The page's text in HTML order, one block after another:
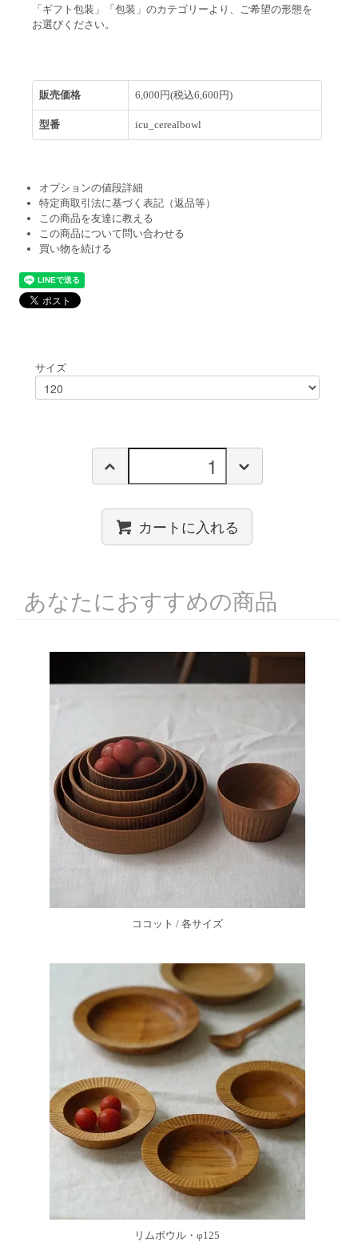
「ギフト包装」「包装」のカテゴリーより、ご希望の形態を
お選びください。
販売価格 6,000円(税込6,600円)
型番 icu_cerealbowl
オプションの値段詳細
特定商取引法に基づく表記（返品等）
この商品を友達に教える
この商品について問い合わせる
買い物を続ける
サイズ
カートに入れる
あなたにおすすめの商品
ココット / 各サイズ
リムボウル・φ125